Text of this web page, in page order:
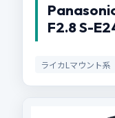
F2.8 S-
ライカLマウント系